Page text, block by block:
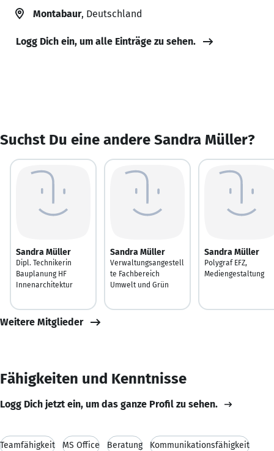
Montabaur, Deutschland
Logg Dich ein, um alle Einträge zu sehen.
Suchst Du eine andere Sandra Müller?
Sandra Müller
Dipl. Technikerin
Bauplanung HF
Innenarchitektur
Sandra Müller
Verwaltungsangestell
te Fachbereich
Umwelt und Grün
Sandra Müller
Polygraf EFZ,
Mediengestaltung
Weitere Mitglieder
Fähigkeiten und Kenntnisse
Logg Dich jetzt ein, um das ganze Profil zu sehen.
Teamfähigkeit MS Office Beratung Kommunikationsfähigkeit